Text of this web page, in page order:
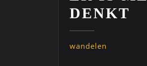
DENKT
wandelen